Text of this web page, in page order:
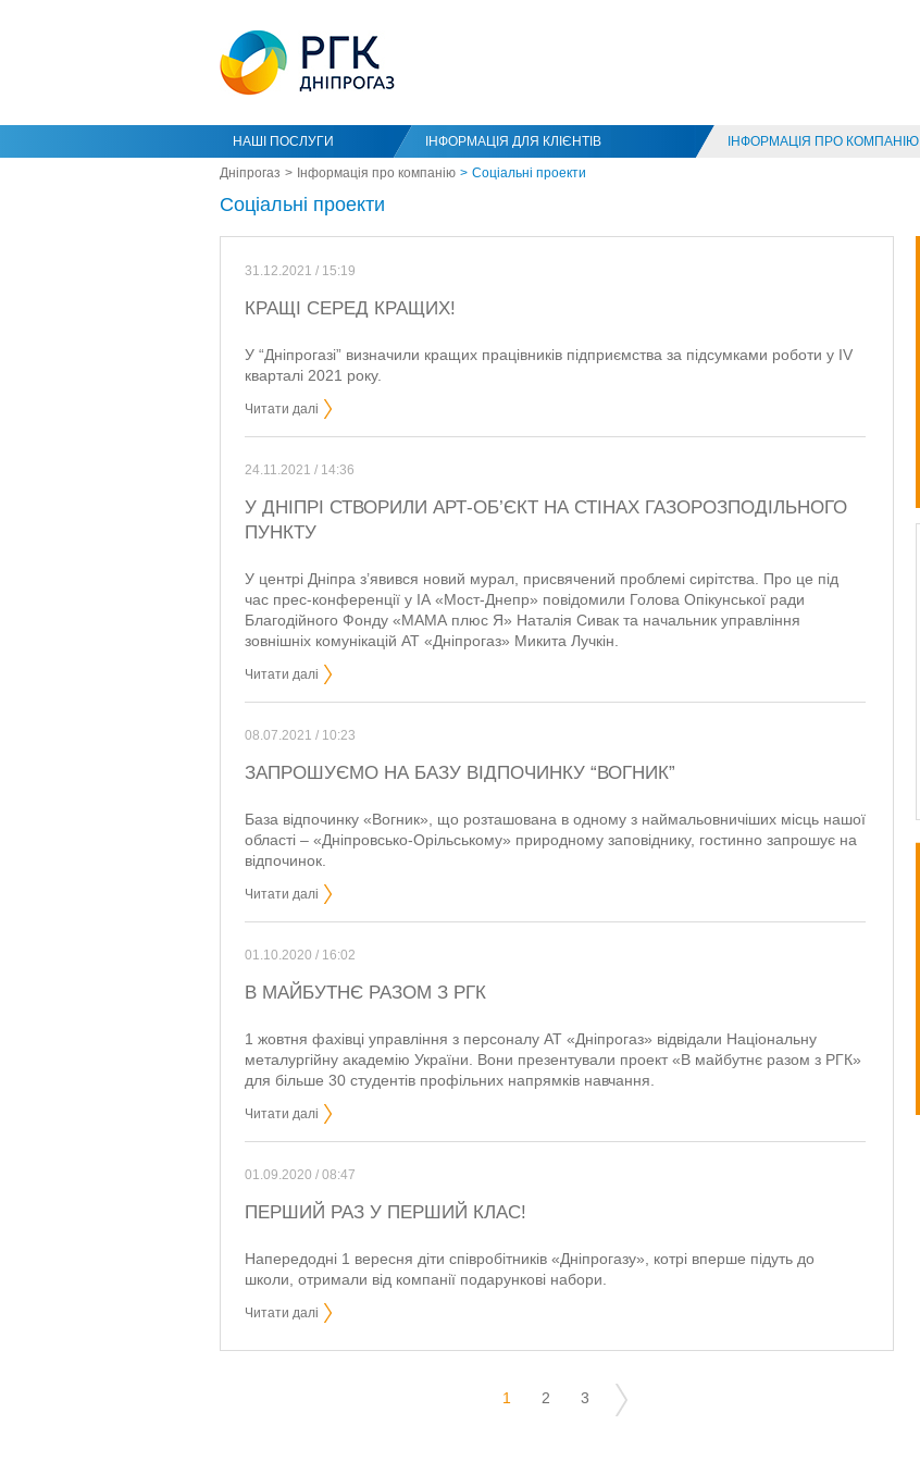
НАШІ ПОСЛУГИ ІНФОРМАЦІЯ ДЛЯ КЛІЄНТІВ ІНФОРМАЦІЯ ПРО КОМПАНІЮ
Дніпрогаз Інформація про компанію Соціальні проекти
Соціальні проекти
31.12.2021 / 15:19
КРАЩІ СЕРЕД КРАЩИХ!
У “Дніпрогазі” визначили кращих працівників підприємства за підсумками роботи у ІV
кварталі 2021 року.
Читати далі
24.11.2021 / 14:36
У ДНІПРІ СТВОРИЛИ АРТ-ОБ’ЄКТ НА СТІНАХ ГАЗОРОЗПОДІЛЬНОГО
ПУНКТУ
У центрі Дніпра з’явився новий мурал, присвячений проблемі сирітства. Про це під
час прес-конференції у ІА «Мост-Днепр» повідомили Голова Опікунської ради
Благодійного Фонду «МАМА плюс Я» Наталія Сивак та начальник управління
зовнішніх комунікацій АТ «Дніпрогаз» Микита Лучкін.
Читати далі
08.07.2021 / 10:23
ЗАПРОШУЄМО НА БАЗУ ВІДПОЧИНКУ “ВОГНИК”
База відпочинку «Вогник», що розташована в одному з наймальовничіших місць нашої
області – «Дніпровсько-Орільському» природному заповіднику, гостинно запрошує на
відпочинок.
Читати далі
01.10.2020 / 16:02
В МАЙБУТНЄ РАЗОМ З РГК
1 жовтня фахівці управління з персоналу АТ «Дніпрогаз» відвідали Національну
металургійну академію України. Вони презентували проект «В майбутнє разом з РГК»
для більше 30 студентів профільних напрямків навчання.
Читати далі
01.09.2020 / 08:47
ПЕРШИЙ РАЗ У ПЕРШИЙ КЛАС!
Напередодні 1 вересня діти співробітників «Дніпрогазу», котрі вперше підуть до
школи, отримали від компанії подарункові набори.
Читати далі
1 2 3